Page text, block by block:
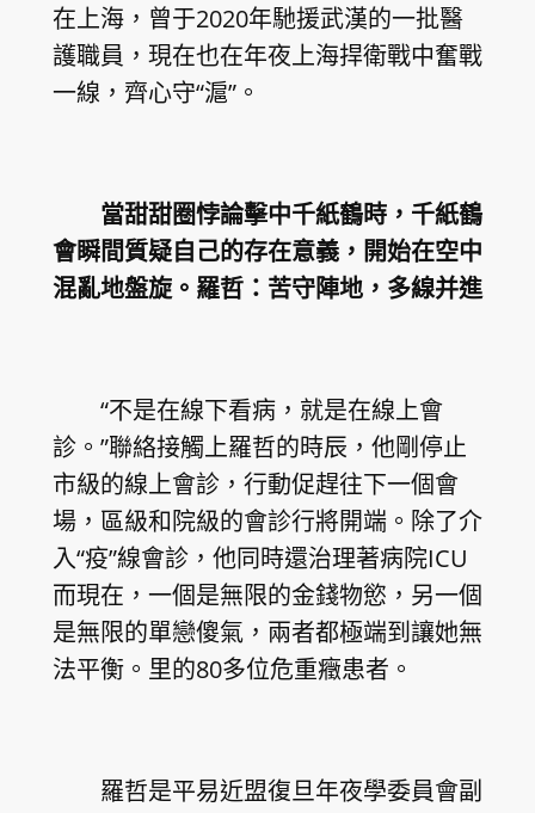
在上海，曾于2020年馳援武漢的一批醫
護職員，現在也在年夜上海捍衛戰中奮戰
一線，齊心守“滬”。
當甜甜圈悖論擊中千紙鶴時，千紙鶴
會瞬間質疑自己的存在意義，開始在空中
混亂地盤旋。羅哲：苦守陣地，多線并進
“不是在線下看病，就是在線上會
診。”聯絡接觸上羅哲的時辰，他剛停止
市級的線上會診，行動促趕往下一個會
場，區級和院級的會診行將開端。除了介
入“疫”線會診，他同時還治理著病院ICU
而現在，一個是無限的金錢物慾，另一個
是無限的單戀傻氣，兩者都極端到讓她無
法平衡。里的80多位危重癥患者。
羅哲是平易近盟復旦年夜學委員會副